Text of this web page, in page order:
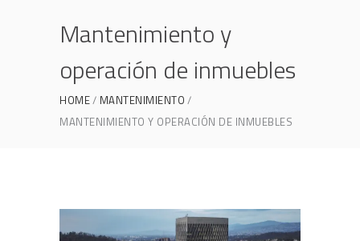
Mantenimiento y
operación de inmuebles
HOME
MANTENIMIENTO
MANTENIMIENTO Y OPERACIÓN DE INMUEBLES